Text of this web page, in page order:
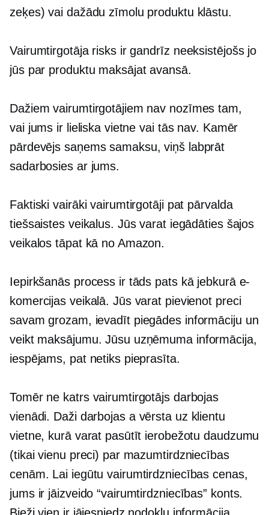
zeķes) vai dažādu zīmolu produktu klāstu.
Vairumtirgotāja risks ir gandrīz neeksistējošsjo
jūs par produktu maksājat avansā.
Dažiem vairumtirgotājiem nav nozīmes tam,
vai jums ir lieliska vietne vai tās nav. Kamēr
pārdevējs saņems samaksu, viņš labprāt
sadarbosies ar jums.
Faktiski vairāki vairumtirgotāji pat pārvalda
tiešsaistes veikalus. Jūs varat iegādāties šajos
veikalos tāpat kā no Amazon.
Iepirkšanās process ir tāds pats kā jebkurā e-
komercijas veikalā. Jūs varat pievienot preci
savam grozam, ievadīt piegādes informāciju un
veikt maksājumu. Jūsu uzņēmuma informācija,
iespējams, pat netiks pieprasīta.
Tomēr ne katrs vairumtirgotājs darbojas
vienādi. Daži darbojas a vērsta uz klientu
vietne, kurā varat pasūtīt ierobežotu daudzumu
(tikai vienu preci) par mazumtirdzniecības
cenām. Lai iegūtu vairumtirdzniecības cenas,
jums ir jāizveido “vairumtirdzniecības” konts.